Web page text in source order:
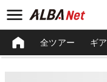
全ツアー ギア